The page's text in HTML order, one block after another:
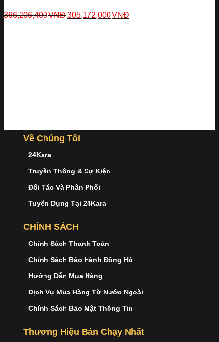
366,206,400VNĐ 305,172,000VNĐ
Về Chúng Tôi
24Kara
Truyền Thông & Sự Kiện
Đối Tác Và Phân Phối
Tuyển Dụng Tại 24Kara
CHÍNH SÁCH
Chính Sách Thanh Toán
Chính Sách Bảo Hành Đồng Hồ
Hướng Dẫn Mua Hàng
Dịch Vụ Mua Hàng Từ Nước Ngoài
Chính Sách Bảo Mật Thông Tin
Thương Hiệu Bán Chạy Nhất